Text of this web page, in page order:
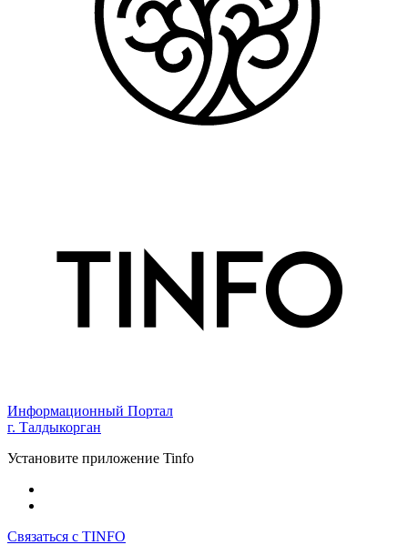
Информационный Портал
г. Талдыкорган
Установите приложение Tinfo
Связаться с TINFO